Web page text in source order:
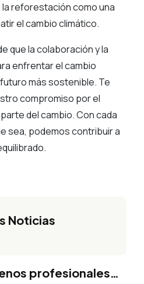
reforestación como una
el cambio climático.
que la colaboración y la
enfrentar el cambio
más sostenible. Te
compromiso por el
del cambio. Con cada
sea, podemos contribuir a
Noticias
profesionales…